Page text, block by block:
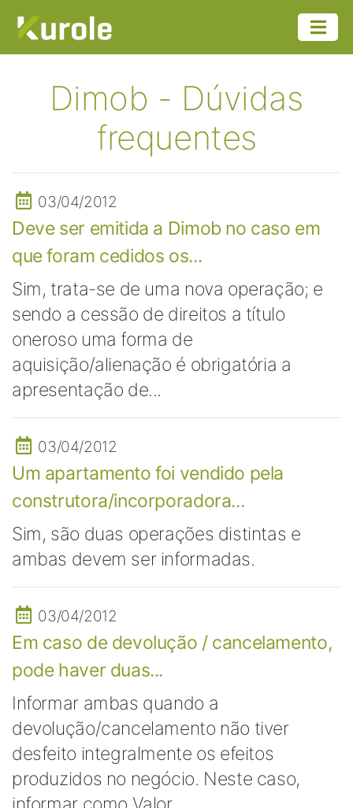
Dimob - Dúvidas
frequentes
03/04/2012
Deve ser emitida a Dimob no caso em
que foram cedidos os...
Sim, trata-se de uma nova operação; e
sendo a cessão de direitos a título
oneroso uma forma de
aquisição/alienação é obrigatória a
apresentação de...
03/04/2012
Um apartamento foi vendido pela
construtora/incorporadora...
Sim, são duas operações distintas e
ambas devem ser informadas.
03/04/2012
Em caso de devolução / cancelamento,
pode haver duas...
Informar ambas quando a
devolução/cancelamento não tiver
desfeito integralmente os efeitos
produzidos no negócio. Neste caso,